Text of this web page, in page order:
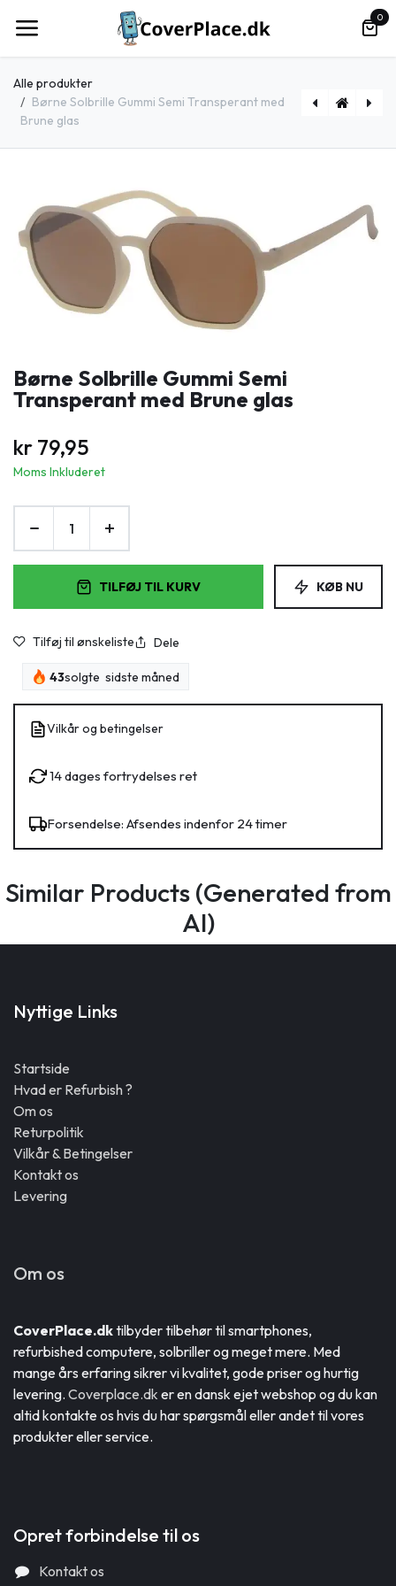
0
Alle produkter
Børne Solbrille Gummi Semi Transperant med
Brune glas
Børne Solbrille Gummi Semi
Transperant med Brune glas
kr 79,95
Moms Inkluderet
TILFØJ TIL KURV KØB NU
Tilføj til ønskeliste Dele
43solgte sidste måned
Vilkår og betingelser
14 dages fortrydelses ret
Forsendelse: Afsendes indenfor 24 timer
Similar Products (Generated from
AI)
Nyttige Links
Startside
Hvad er Refurbish ?
Om os
Returpolitik
Vilkår & Betingelser
Kontakt os
Levering
Om os
CoverPlace.dktilbyder tilbehør til smartphones,
refurbished computere, solbriller og meget mere. Med
mange års erfaring sikrer vi kvalitet, gode priser og hurtig
levering. Coverplace.dk er en dansk ejet webshop og du kan
altid kontakte os hvis du har spørgsmål eller andet til vores
produkter eller service.
Opret forbindelse til os
Kontakt os